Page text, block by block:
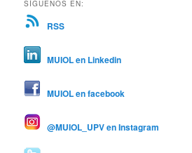
SÍGUENOS EN:
RSS
MUIOL en Linkedin
MUIOL en facebook
@MUIOL_UPV en Instagram